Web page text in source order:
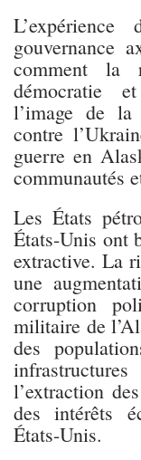
gouvernance
comment la
démocratie
l’image de
contre
guerre en
communautés
Les États
États-Unis ont
extractive. La
une
corruption
militaire de
des
l’extraction
des intérêts
États-Unis.